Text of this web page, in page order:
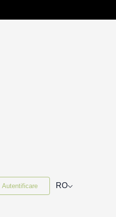
Autentificare RO⌵